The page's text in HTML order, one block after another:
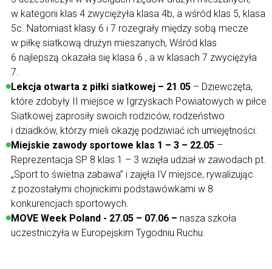
w kategorii klas 4 zwyciężyła klasa 4b, a wśród klas 5, klasa
5c. Natomiast klasy 6 i 7 rozegrały między sobą mecze
w piłkę siatkową drużyn mieszanych, Wśród klas
6 najlepszą okazała się klasa 6 , a w klasach 7 zwyciężyła
7.
Lekcja otwarta z piłki siatkowej – 21.05– Dziewczęta,
które zdobyły II miejsce w Igrzyskach Powiatowych w piłce
Siatkowej zaprosiły swoich rodziców, rodzeństwo
i dziadków, którzy mieli okazję podziwiać ich umiejętności.
Miejskie zawody sportowe klas 1 – 3 – 22.05–
Reprezentacja SP 8 klas 1 – 3 wzięła udział w zawodach pt.
„Sport to świetna zabawa” i zajęła IV miejsce, rywalizując
z pozostałymi chojnickimi podstawówkami w 8
konkurencjach sportowych.
MOVE Week Poland - 27.05 – 07.06 – nasza szkoła
uczestniczyła w Europejskim Tygodniu Ruchu.